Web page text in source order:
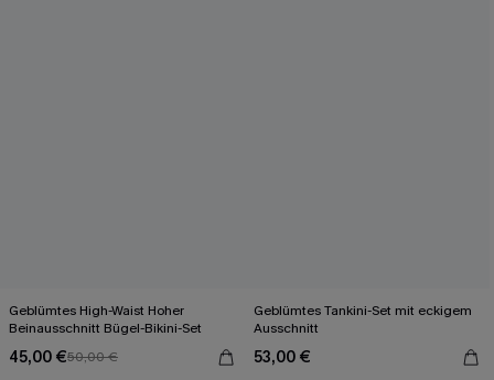
Geblümtes High-Waist Hoher
Beinausschnitt Bügel-Bikini-Set
45,00 €50,00 €
Mit Gratis-Maßband
Geblümtes Tankini-Set mit eckigem
Ausschnitt
53,00 €